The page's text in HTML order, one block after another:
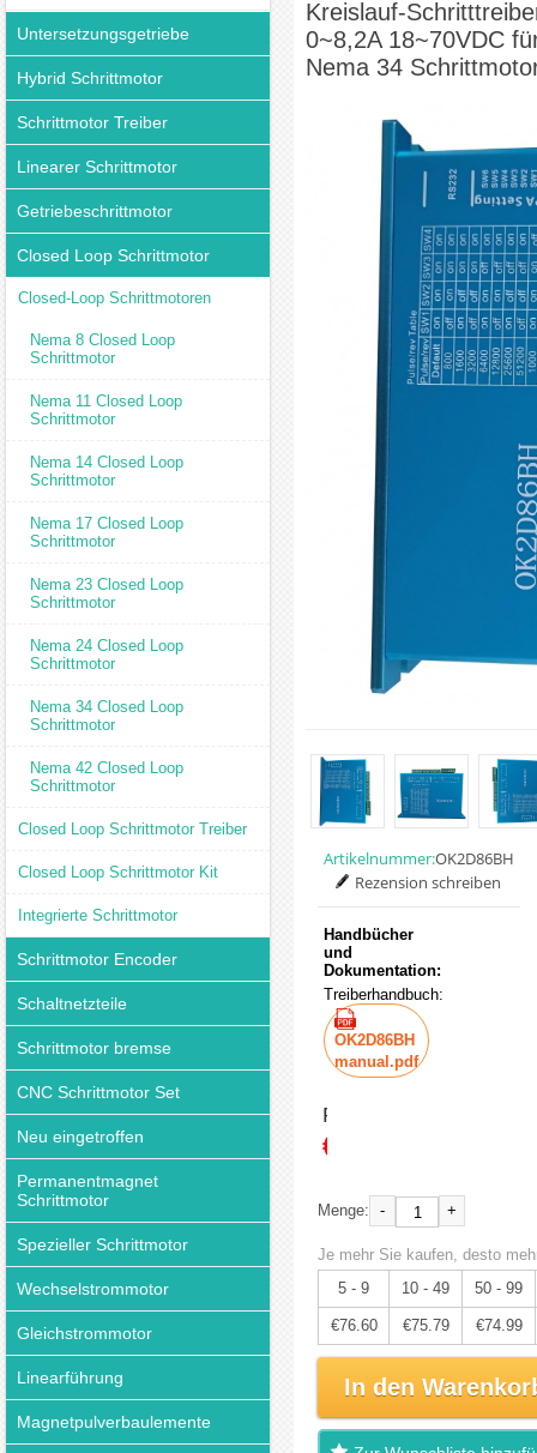
Untersetzungsgetriebe
Hybrid Schrittmotor
Schrittmotor Treiber
Linearer Schrittmotor
Getriebeschrittmotor
Closed Loop Schrittmotor
Closed-Loop Schrittmotoren
Nema 8 Closed Loop
Schrittmotor
Nema 11 Closed Loop
Schrittmotor
Nema 14 Closed Loop
Schrittmotor
Nema 17 Closed Loop
Schrittmotor
Nema 23 Closed Loop
Schrittmotor
Nema 24 Closed Loop
Schrittmotor
Nema 34 Closed Loop
Schrittmotor
Nema 42 Closed Loop
Schrittmotor
Closed Loop Schrittmotor Treiber
Closed Loop Schrittmotor Kit
Integrierte Schrittmotor
Schrittmotor Encoder
Schaltnetzteile
Schrittmotor bremse
CNC Schrittmotor Set
Neu eingetroffen
Permanentmagnet
Schrittmotor
Spezieller Schrittmotor
Wechselstrommotor
Gleichstrommotor
Linearführung
Magnetpulverbaulemente
Kreislauf-
0~8,2A 18~70VDC
Nema 34
Artikelnummer:OK2D86BH
Rezension schreiben
Handbücher
und
Dokumentation:
Treiberhandbuch:
OK2D86BH
manual.pdf
Preis:
€80.63
Menge: - +
Je mehr Sie kaufen, desto
5 - 9
10 - 49 50 - 99
€76.60 €75.79 €74.99
In den